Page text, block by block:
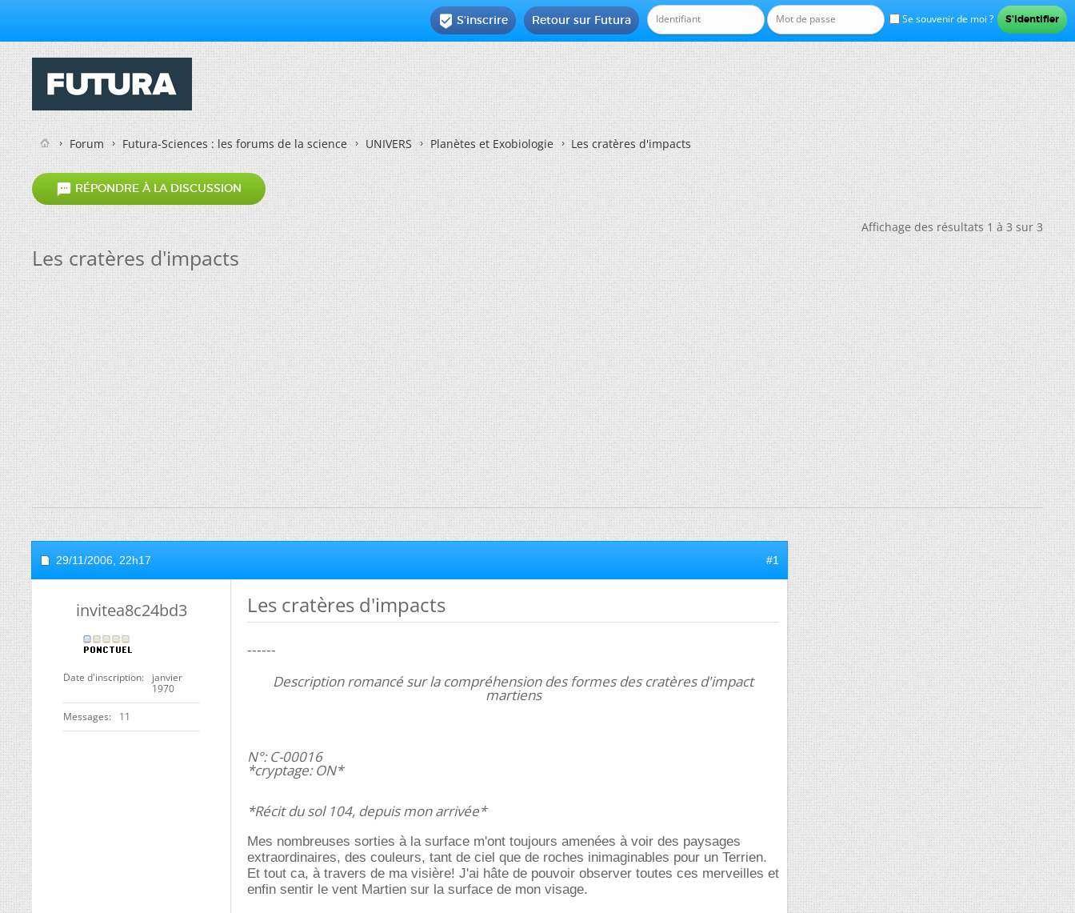
Se souvenir de moi ?
Retour sur Futura
 S'inscrire
Forum Futura-Sciences : les forums de la science UNIVERS Planètes et Exobiologie Les cratères d'impacts
 RÉPONDRE À LA DISCUSSION
Affichage des résultats 1 à 3 sur 3
Les cratères d'impacts
29/11/2006, 22h17 #1
invitea8c24bd3
Date d'inscription
janvier
1970
Messages 11
Les cratères d'impacts
------
Description romancé sur la compréhension des formes des cratères d'impact
martiens
N°: C-00016
*cryptage: ON*
*Récit du sol 104, depuis mon arrivée*
Mes nombreuses sorties à la surface m'ont toujours amenées à voir des paysages
extraordinaires, des couleurs, tant de ciel que de roches inimaginables pour un Terrien.
Et tout ca, à travers de ma visière! J'ai hâte de pouvoir observer toutes ces merveilles et
enfin sentir le vent Martien sur la surface de mon visage.